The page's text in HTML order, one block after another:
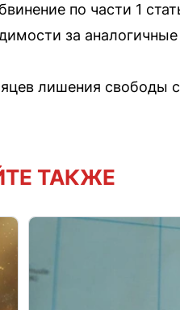
по части 1
за аналогичные
лишения свободы
ТАКЖЕ